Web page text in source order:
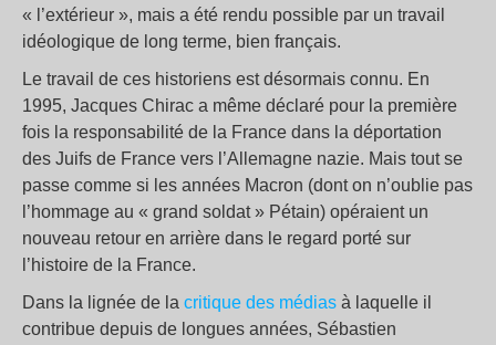
« l’extérieur », mais a été rendu possible par un travail
idéologique de long terme, bien français.
Le travail de ces historiens est désormais connu. En
1995, Jacques Chirac a même déclaré pour la première
fois la responsabilité de la France dans la déportation
des Juifs de France vers l’Allemagne nazie. Mais tout se
passe comme si les années Macron (dont on n’oublie pas
l’hommage au « grand soldat » Pétain) opéraient un
nouveau retour en arrière dans le regard porté sur
l’histoire de la France.
Dans la lignée de la critique des médias à laquelle il
contribue depuis de longues années, Sébastien